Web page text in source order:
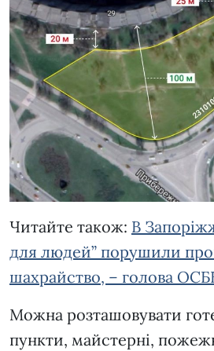
Читайте також: В
для людей” порушили
шахрайство, – голова
Можна розташовувати
пункти, майстерні,